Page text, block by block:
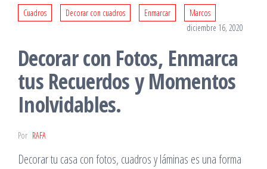
Cuadros Decorar con cuadros Enmarcar
Marcos
diciembre 16, 2020
Decorar con Fotos, Enmarca
tus Recuerdos y Momentos
Inolvidables.
Por RAFA
Decorar tu casa con fotos, cuadros y láminas es una forma